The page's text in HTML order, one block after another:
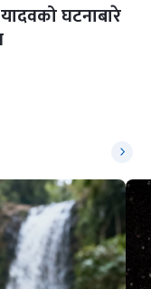
घटनाबारे